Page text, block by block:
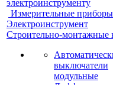
электроинструменту
Измерительные приборы
Электроинструмент
Строительно-монтажные
выключатели
модульные